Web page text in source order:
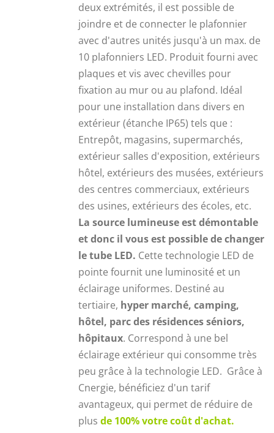
deux extrémités, il est possible de
joindre et de connecter le plafonnier
avec d'autres unités jusqu'à un max. de
10 plafonniers LED. Produit fourni avec
plaques et vis avec chevilles pour
fixation au mur ou au plafond. Idéal
pour une installation dans divers en
extérieur (étanche IP65) tels que :
Entrepôt, magasins, supermarchés,
extérieur salles d'exposition, extérieurs
hôtel, extérieurs des musées, extérieurs
des centres commerciaux, extérieurs
des usines, extérieurs des écoles, etc.
La source lumineuse est démontable
et donc il vous est possible de changer
le tube LED. Cette technologie LED de
pointe fournit une luminosité et un
éclairage uniformes. Destiné au
tertiaire, hyper marché, camping,
hôtel, parc des résidences séniors,
hôpitaux. Correspond à une bel
éclairage extérieur qui consomme très
peu grâce à la technologie LED. Grâce à
Cnergie, bénéficiez d'un tarif
avantageux, qui permet de réduire de
plus de 100% votre coût d'achat.